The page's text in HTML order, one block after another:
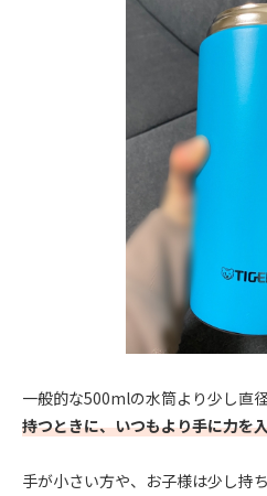
一般的な500mlの水筒より少し直径
持つときに、いつもより手に力を
手が小さい方や、お子様は少し持